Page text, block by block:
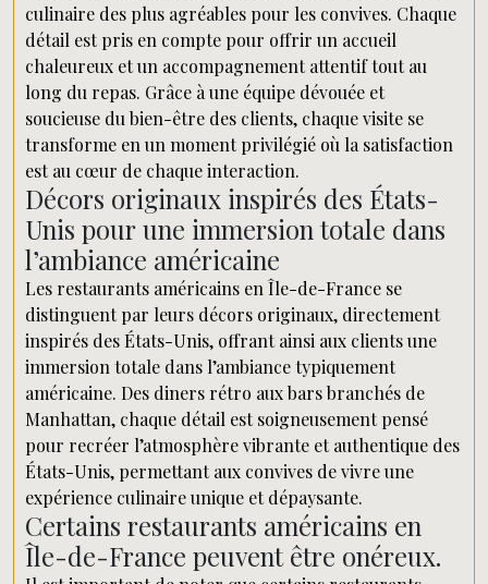
culinaire des plus agréables pour les convives. Chaque
détail est pris en compte pour offrir un accueil
chaleureux et un accompagnement attentif tout au
long du repas. Grâce à une équipe dévouée et
soucieuse du bien-être des clients, chaque visite se
transforme en un moment privilégié où la satisfaction
est au cœur de chaque interaction.
Décors originaux inspirés des États-
Unis pour une immersion totale dans
l’ambiance américaine
Les restaurants américains en Île-de-France se
distinguent par leurs décors originaux, directement
inspirés des États-Unis, offrant ainsi aux clients une
immersion totale dans l’ambiance typiquement
américaine. Des diners rétro aux bars branchés de
Manhattan, chaque détail est soigneusement pensé
pour recréer l’atmosphère vibrante et authentique des
États-Unis, permettant aux convives de vivre une
expérience culinaire unique et dépaysante.
Certains restaurants américains en
Île-de-France peuvent être onéreux.